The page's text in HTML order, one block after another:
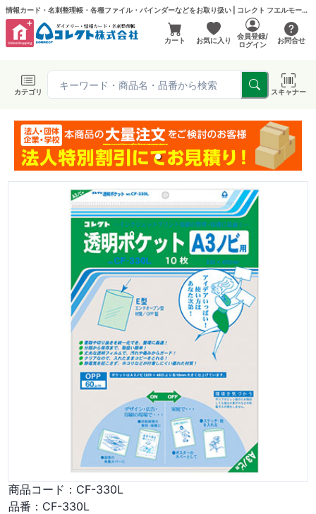
情報カード・名刺整理帳・各種ファイル・バインダーなどをお取り扱い | コレクト フエルモール店
カート お気に入り
会員登録/
ログイン
お問合せ
カテゴリ スキャナー
商品コード： CF-330L
品番： CF-330L